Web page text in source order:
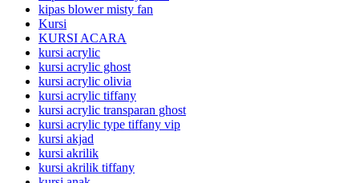
kipas blower misty fan
Kursi
KURSI ACARA
kursi acrylic
kursi acrylic ghost
kursi acrylic olivia
kursi acrylic tiffany
kursi acrylic transparan ghost
kursi acrylic type tiffany vip
kursi akjad
kursi akrilik
kursi akrilik tiffany